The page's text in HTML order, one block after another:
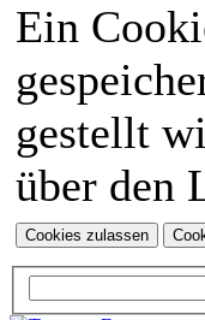
Ein
gestellt
über den